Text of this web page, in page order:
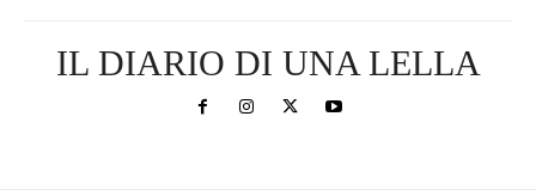
IL DIARIO DI UNA LELLA